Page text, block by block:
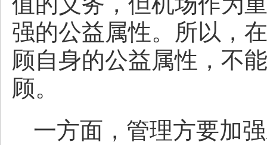
强的公益属性。所以，
顾自身的公益属性，不
顾。
一方面，管理方要加